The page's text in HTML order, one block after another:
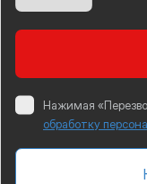
Нажимая
обработку